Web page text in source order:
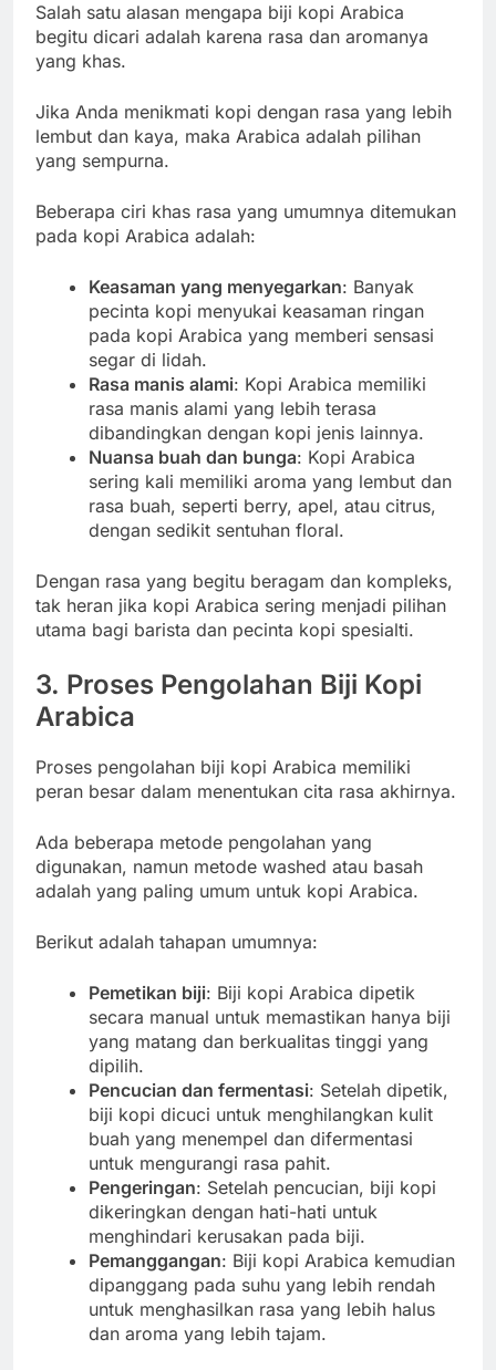
Salah satu alasan mengapa biji kopi Arabica
begitu dicari adalah karena rasa dan aromanya
yang khas.
Jika Anda menikmati kopi dengan rasa yang lebih
lembut dan kaya, maka Arabica adalah pilihan
yang sempurna.
Beberapa ciri khas rasa yang umumnya ditemukan
pada kopi Arabica adalah:
Keasaman yang menyegarkan: Banyak
pecinta kopi menyukai keasaman ringan
pada kopi Arabica yang memberi sensasi
segar di lidah.
Rasa manis alami: Kopi Arabica memiliki
rasa manis alami yang lebih terasa
dibandingkan dengan kopi jenis lainnya.
Nuansa buah dan bunga: Kopi Arabica
sering kali memiliki aroma yang lembut dan
rasa buah, seperti berry, apel, atau citrus,
dengan sedikit sentuhan floral.
Dengan rasa yang begitu beragam dan kompleks,
tak heran jika kopi Arabica sering menjadi pilihan
utama bagi barista dan pecinta kopi spesialti.
3. Proses Pengolahan Biji Kopi
Arabica
Proses pengolahan biji kopi Arabica memiliki
peran besar dalam menentukan cita rasa akhirnya.
Ada beberapa metode pengolahan yang
digunakan, namun metode washed atau basah
adalah yang paling umum untuk kopi Arabica.
Berikut adalah tahapan umumnya:
Pemetikan biji: Biji kopi Arabica dipetik
secara manual untuk memastikan hanya biji
yang matang dan berkualitas tinggi yang
dipilih.
Pencucian dan fermentasi: Setelah dipetik,
biji kopi dicuci untuk menghilangkan kulit
buah yang menempel dan difermentasi
untuk mengurangi rasa pahit.
Pengeringan: Setelah pencucian, biji kopi
dikeringkan dengan hati-hati untuk
menghindari kerusakan pada biji.
Pemanggangan: Biji kopi Arabica kemudian
dipanggang pada suhu yang lebih rendah
untuk menghasilkan rasa yang lebih halus
dan aroma yang lebih tajam.